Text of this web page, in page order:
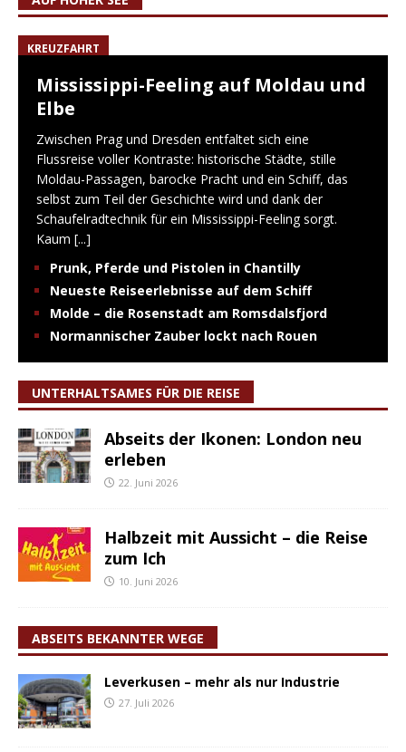
KREUZFAHRT
Mississippi-Feeling auf Moldau und
Elbe
Zwischen Prag und Dresden entfaltet sich eine
Flussreise voller Kontraste: historische Städte, stille
Moldau-Passagen, barocke Pracht und ein Schiff, das
selbst zum Teil der Geschichte wird und dank der
Schaufelradtechnik für ein Mississippi-Feeling sorgt.
Kaum [...]
Prunk, Pferde und Pistolen in Chantilly
Neueste Reiseerlebnisse auf dem Schiff
Molde – die Rosenstadt am Romsdalsfjord
Normannischer Zauber lockt nach Rouen
UNTERHALTSAMES FÜR DIE REISE
Abseits der Ikonen: London neu
erleben
22. Juni 2026
Halbzeit mit Aussicht – die Reise
zum Ich
10. Juni 2026
ABSEITS BEKANNTER WEGE
Leverkusen – mehr als nur Industrie
27. Juli 2026